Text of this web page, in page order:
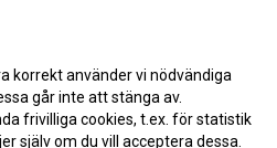
korrekt använder vi nödvändiga
går inte att stänga av.
frivilliga cookies, t.ex. för statistik
själv om du vill acceptera dessa.